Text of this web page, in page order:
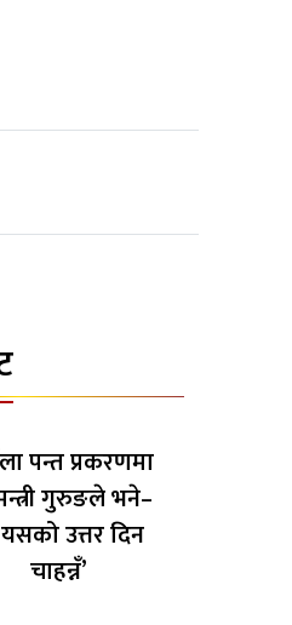
पन्त प्रकरणमा
गुरुङले भने–
उत्तर दिन
चाहन्नँ’